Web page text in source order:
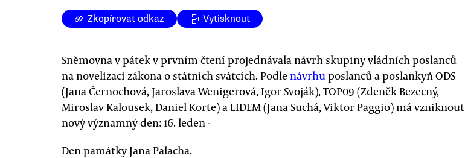
Zkopírovat odkaz Vytisknout
Sněmovna v pátek v prvním čtení projednávala návrh skupiny vládních poslanců
na novelizaci zákona o státních svátcích. Podlenávrhuposlanců a poslankyň ODS
(Jana Černochová, Jaroslava Wenigerová, Igor Svoják), TOP09 (Zdeněk Bezecný,
Miroslav Kalousek, Daniel Korte) a LIDEM (Jana Suchá, Viktor Paggio) má vzniknout
nový významný den: 16. leden -
Den památky Jana Palacha.